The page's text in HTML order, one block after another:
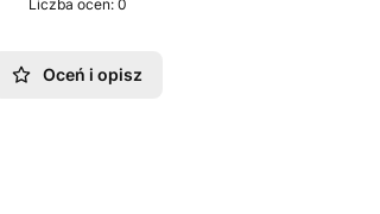
Liczba ocen: 0
Oceń i opisz